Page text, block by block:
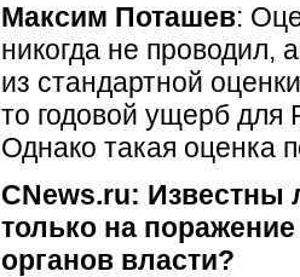
Максим Поташев:
никогда не проводил,
из стандартной
то годовой ущерб для
Однако такая оценка
CNews.ru:
только на
органов власти?